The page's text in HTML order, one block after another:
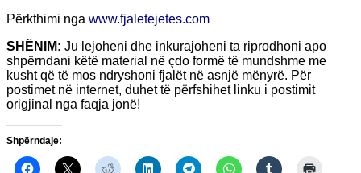
Përkthimi nga www.fjaletejetes.com
SHËNIM: Ju lejoheni dhe inkurajoheni ta riprodhoni apo
shpërndani këtë material në çdo formë të mundshme me
kusht që të mos ndryshoni fjalët në asnjë mënyrë. Për
postimet në internet, duhet të përfshihet linku i postimit
origjinal nga faqja jonë!
Shpërndaje: